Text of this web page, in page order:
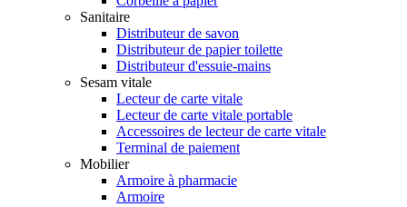
Sanitaire
Distributeur de savon
Distributeur de papier toilette
Distributeur d'essuie-mains
Sesam vitale
Lecteur de carte vitale
Lecteur de carte vitale portable
Accessoires de lecteur de carte vitale
Terminal de paiement
Mobilier
Armoire à pharmacie
Armoire